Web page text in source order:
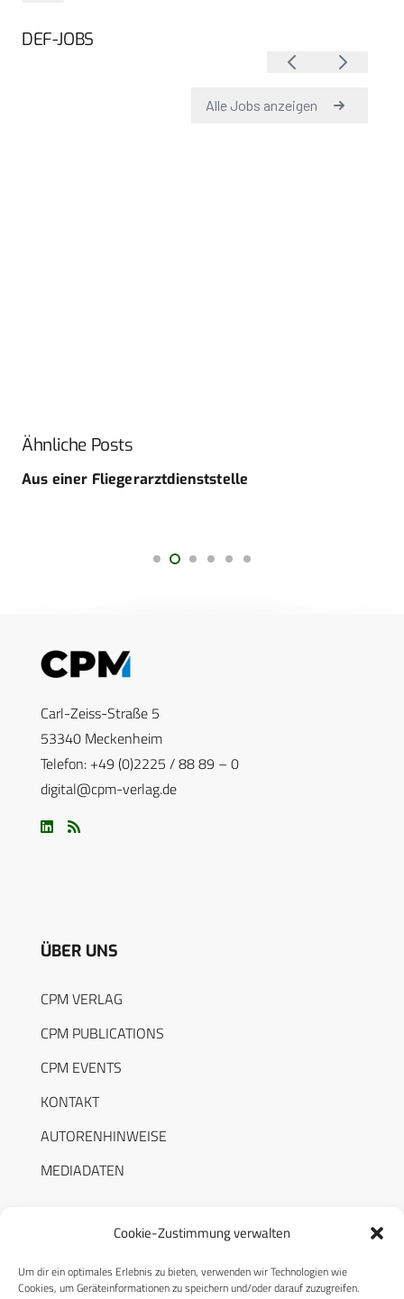
Cookie-Zustimmung verwalten
Um dir ein optimales Erlebnis zu bieten, verwenden wir Technologien wie
Cookies, um Geräteinformationen zu speichern und/oder darauf zuzugreifen.
DEF-JOBS
Ähnliche Posts
Aus einer Fliegerarztdienststelle
Carl-Zeiss-Straße 5
53340 Meckenheim
Telefon: +49 (0)2225 / 88 89 – 0
digital@cpm-verlag.de
ÜBER UNS
CPM VERLAG
CPM PUBLICATIONS
CPM EVENTS
KONTAKT
AUTORENHINWEISE
MEDIADATEN
RECHTLICHES